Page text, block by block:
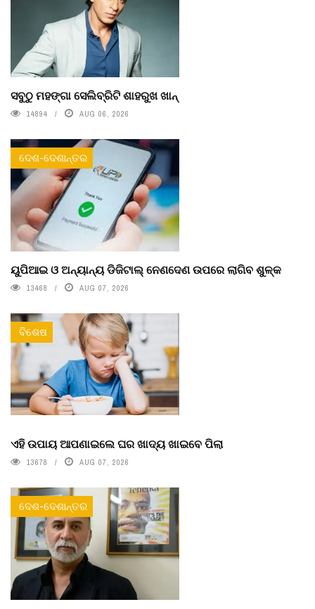
ସବୁଠୁ ମହଙ୍ଗା ସେଲିବ୍ରିଟି ଶାହରୁଖ ଖାନ୍
14894 AUG 06, 2026
ଦେଶ-ଦେଶାନ୍ତର
ୟୁପିଆଇ ଓ ଅନ୍ୟାନ୍ୟ ଡିଜିଟାଲ୍ ନେଣଦେଣ ଉପରେ ଲାଗିବ ଶୁଳ୍କ
13468 AUG 07, 2026
ବିଶେଷ
ଏହି ଉପାୟ ଆପଣାଇଲେ ଘର ଖାଦ୍ୟ ଖାଇବେ ପିଲା
13678 AUG 07, 2026
ଦେଶ-ଦେଶାନ୍ତର